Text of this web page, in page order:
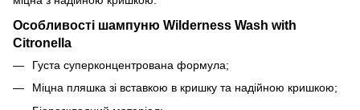
Особливості шампуню Wilderness Wash with
Citronella
Густа суперконцентрована формула;
Міцна пляшка зі вставкою в кришку та надійною кришкою;